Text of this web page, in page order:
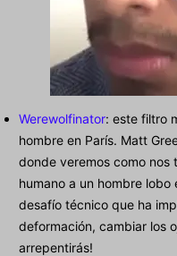
Werewolfinator: este filtro
hombre en París. Matt
donde veremos como nos
humano a un hombre
desafío técnico que ha
deformación, cambiar los
arrepentirás!